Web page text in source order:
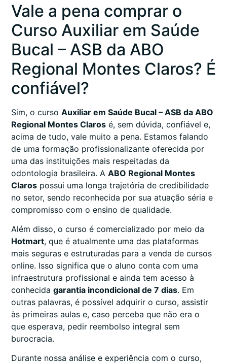
Vale a pena comprar o
Curso Auxiliar em Saúde
Bucal – ASB da ABO
Regional Montes Claros? É
confiável?
Sim, o curso Auxiliar em Saúde Bucal – ASB da ABO
Regional Montes Claros é, sem dúvida, confiável e,
acima de tudo, vale muito a pena. Estamos falando
de uma formação profissionalizante oferecida por
uma das instituições mais respeitadas da
odontologia brasileira. A ABO Regional Montes
Claros possui uma longa trajetória de credibilidade
no setor, sendo reconhecida por sua atuação séria e
compromisso com o ensino de qualidade.
Além disso, o curso é comercializado por meio da
Hotmart, que é atualmente uma das plataformas
mais seguras e estruturadas para a venda de cursos
online. Isso significa que o aluno conta com uma
infraestrutura profissional e ainda tem acesso à
conhecida garantia incondicional de 7 dias. Em
outras palavras, é possível adquirir o curso, assistir
às primeiras aulas e, caso perceba que não era o
que esperava, pedir reembolso integral sem
burocracia.
Durante nossa análise e experiência com o curso,